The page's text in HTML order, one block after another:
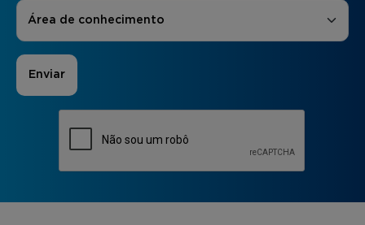
Áreas de Interesse
Área de conhecimento